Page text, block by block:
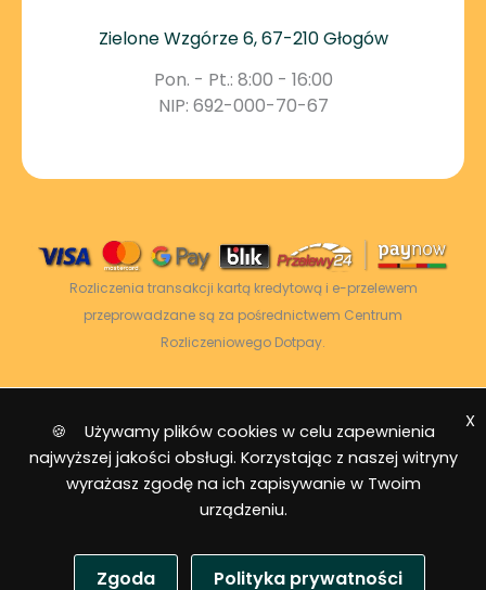
Zielone Wzgórze 6, 67-210 Głogów
Pon. - Pt.: 8:00 - 16:00
NIP: 692-000-70-67
Rozliczenia transakcji kartą kredytową i e-przelewem
przeprowadzane są za pośrednictwem Centrum
Rozliczeniowego Dotpay.
2026 © Power Energy -
Wszelkie prawa
zastrzeżone
|Mapa strony
🍪 Używamy plików cookies w celu zapewnienia
najwyższej jakości obsługi. Korzystając z naszej witryny
wyrażasz zgodę na ich zapisywanie w Twoim
urządzeniu.
Zgoda Polityka prywatności
X